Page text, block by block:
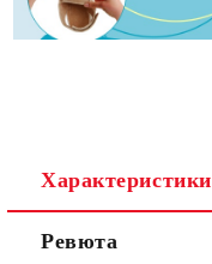
Характеристики
Ревюта